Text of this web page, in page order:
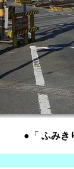
●「 ふみき